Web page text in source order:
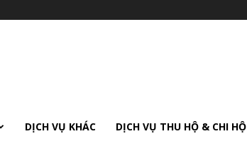
DỊCH VỤ KHÁC DỊCH VỤ THU HỘ & CHI HỘ